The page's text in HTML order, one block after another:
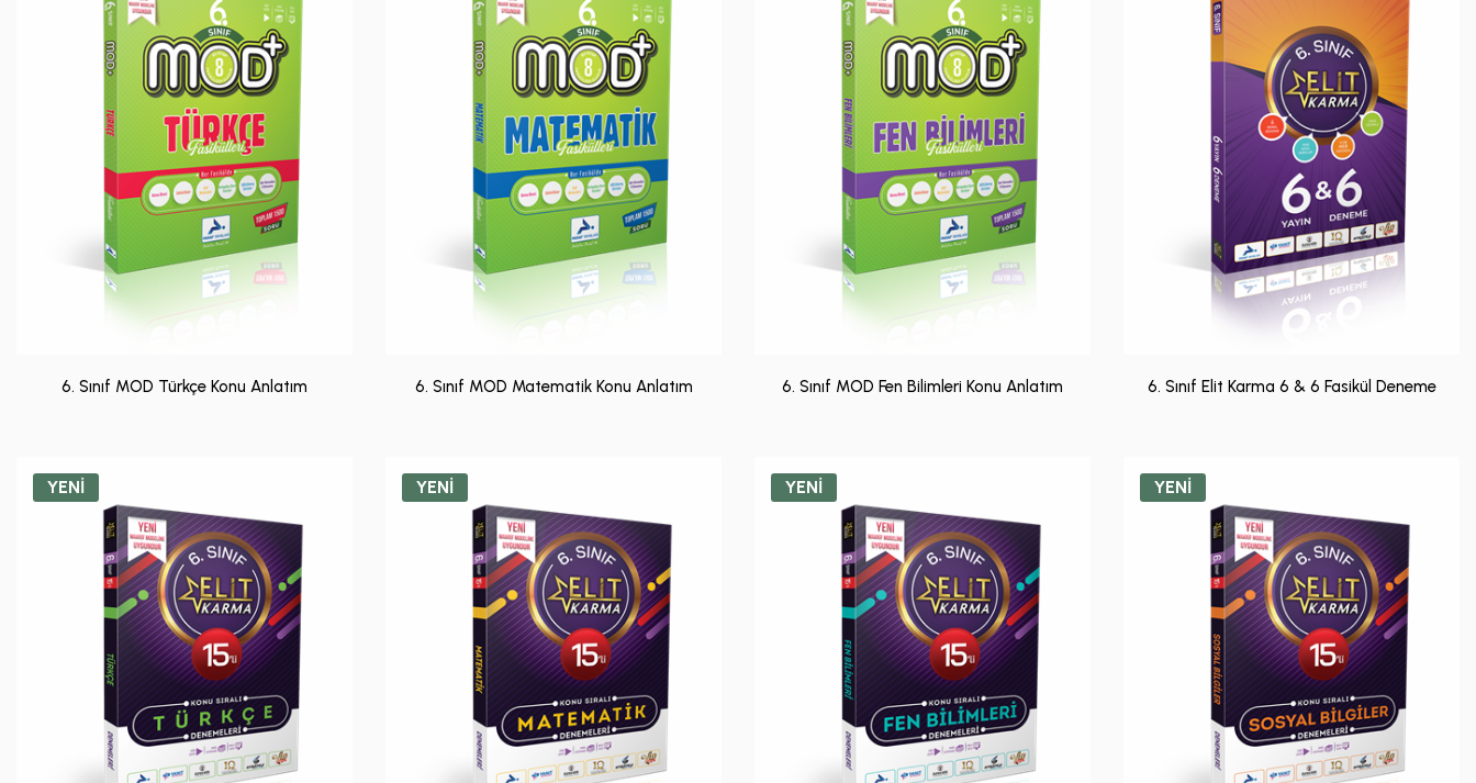
6. Sınıf MOD Türkçe Konu Anlatım 6. Sınıf MOD Matematik Konu Anlatım 6. Sınıf MOD Fen Bilimleri Konu Anlatım 6. Sınıf Elit Karma 6 & 6 Fasikül Deneme
YENİ YENİ YENİ YENİ